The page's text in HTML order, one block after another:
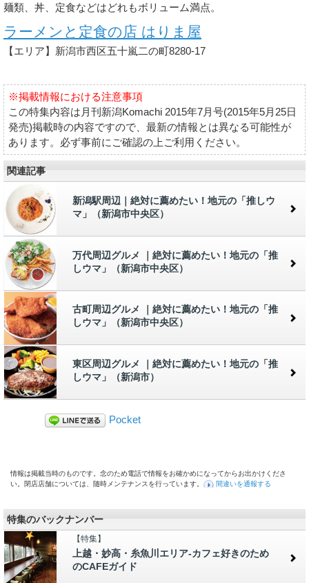
麺類、丼、定食などはどれもボリューム満点。
ラーメンと定食の店 はりま屋
【エリア】新潟市西区五十嵐二の町8280-17
※掲載情報における注意事項
この特集内容は月刊新潟Komachi 2015年7月号(2015年5月25日
発売)掲載時の内容ですので、最新の情報とは異なる可能性が
あります。必ず事前にご確認の上ご利用ください。
関連記事
新潟駅周辺｜絶対に薦めたい！地元の「推しウ
マ」（新潟市中央区）
万代周辺グルメ ｜絶対に薦めたい！地元の「推
しウマ」（新潟市中央区）
古町周辺グルメ ｜絶対に薦めたい！地元の「推
しウマ」（新潟市中央区）
東区周辺グルメ ｜絶対に薦めたい！地元の「推
しウマ」（新潟市）
Pocket
情報は掲載当時のものです。念のため電話で情報をお確かめになってからお出かけくださ
い。閉店店舗については、随時メンテナンスを行っています。
間違いを通報する
特集のバックナンバー
【特集】
上越・妙高・糸魚川エリア-カフェ好きのため
のCAFEガイド